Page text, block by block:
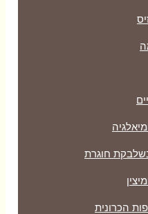
חוגרת
הכרונית